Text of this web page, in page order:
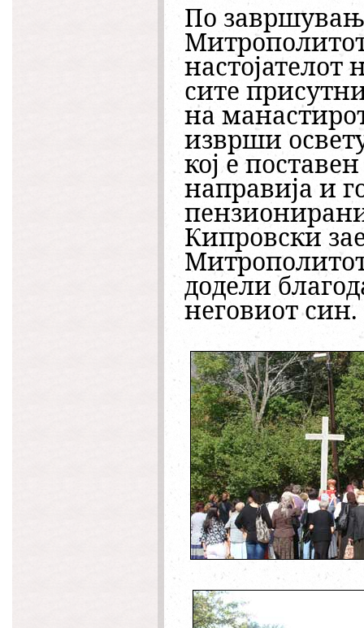
По
сите
на
изврши
кој е
направија и
Кипровски
додели
неговиот син.